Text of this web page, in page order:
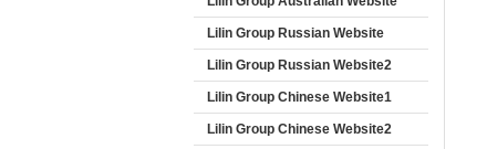
Lilin Group Russian Website
Lilin Group Russian Website2
Lilin Group Chinese Website1
Lilin Group Chinese Website2